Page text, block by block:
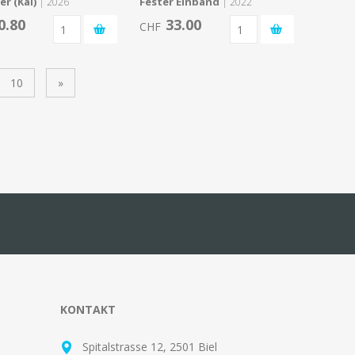
CHF 33.00
10 »
KONTAKT
Spitalstrasse 12, 2501 Biel